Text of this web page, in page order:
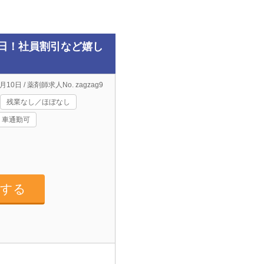
社員割引など嬉し
10日 / 薬剤師求人No. zagzag9
残業なし／ほぼなし
車通勤可
る